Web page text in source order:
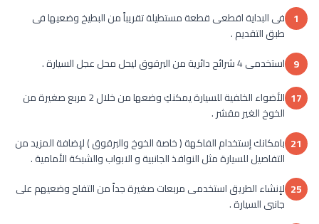
1 فى البداية اقطعى قطعة مستطيلة تقريباً من البطيخ وضعيها فى
طبق التقديم .
9 استخدمى 4 شرائح دائرية من البرقوق ليحل محل عجل السيارة .
17
الأضواء الخلفية للسيارة يمكنكِ وضعها من خلال 2 مربع صغيرة من
الخوخ الغير مقشر .
21 بامكانك إستخدام الفاكهة ( خاصة الخوخ والبرقوق ) لإضافة المزيد من
التفاصيل للسيارة مثل النوافذ الجانبية و الابواب والشبكة الأمامية .
25 لإنشاء الطريق استخدمى مربعات صغيرة جداً من التفاح وضعيهم على
جانبى السيارة .